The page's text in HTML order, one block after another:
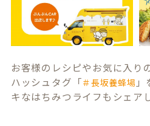
お客様のレシピやお気に入り
ハッシュタグ「＃長坂養蜂場
キなはちみつライフもシェア